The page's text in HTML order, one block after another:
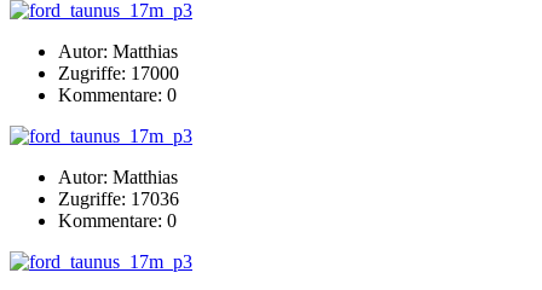
Autor: Matthias
Zugriffe: 17000
Kommentare: 0
Autor: Matthias
Zugriffe: 17036
Kommentare: 0